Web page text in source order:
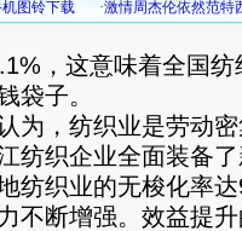
，这意味着全国
袋子。
，纺织业是劳动密
纺织企业全面装备
纺织业的无梭化率
不断增强。效益提